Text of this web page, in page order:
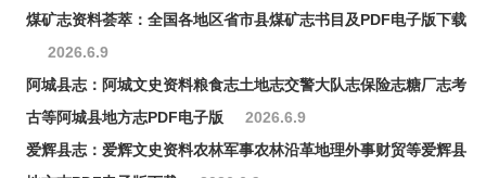
煤矿志资料荟萃：全国各地区省市县煤矿志书目及PDF电子版下载
2026.6.9
阿城县志：阿城文史资料粮食志土地志交警大队志保险志糖厂志考
古等阿城县地方志PDF电子版
2026.6.9
爱辉县志：爱辉文史资料农林军事农林沿革地理外事财贸等爱辉县